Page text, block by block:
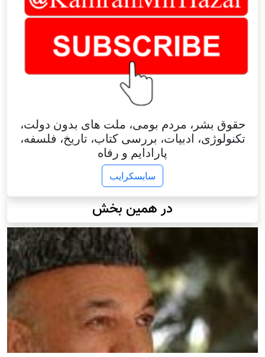
حقوق بشر، مردم بومی، ملت های بدون دولت،
تکنولوژی، ادبیات، بررسی کتاب، تاریخ، فلسفه،
پارادایم و رفاه
سابسکرایب
در همین بخش